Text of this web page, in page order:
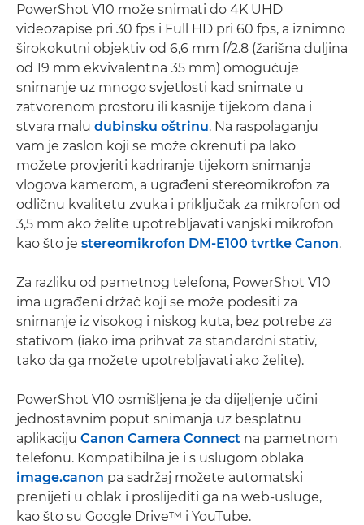
PowerShot V10 može snimati do 4K UHD
videozapise pri 30 fps i Full HD pri 60 fps, a iznimno
širokokutni objektiv od 6,6 mm f/2.8 (žarišna duljina
od 19 mm ekvivalentna 35 mm) omogućuje
snimanje uz mnogo svjetlosti kad snimate u
zatvorenom prostoru ili kasnije tijekom dana i
stvara malu dubinsku oštrinu. Na raspolaganju
vam je zaslon koji se može okrenuti pa lako
možete provjeriti kadriranje tijekom snimanja
vlogova kamerom, a ugrađeni stereomikrofon za
odličnu kvalitetu zvuka i priključak za mikrofon od
3,5 mm ako želite upotrebljavati vanjski mikrofon
kao što je stereomikrofon DM-E100 tvrtke Canon.
Za razliku od pametnog telefona, PowerShot V10
ima ugrađeni držač koji se može podesiti za
snimanje iz visokog i niskog kuta, bez potrebe za
stativom (iako ima prihvat za standardni stativ,
tako da ga možete upotrebljavati ako želite).
PowerShot V10 osmišljena je da dijeljenje učini
jednostavnim poput snimanja uz besplatnu
aplikaciju Canon Camera Connect na pametnom
telefonu. Kompatibilna je i s uslugom oblaka
image.canon pa sadržaj možete automatski
prenijeti u oblak i proslijediti ga na web-usluge,
kao što su Google Drive™ i YouTube.